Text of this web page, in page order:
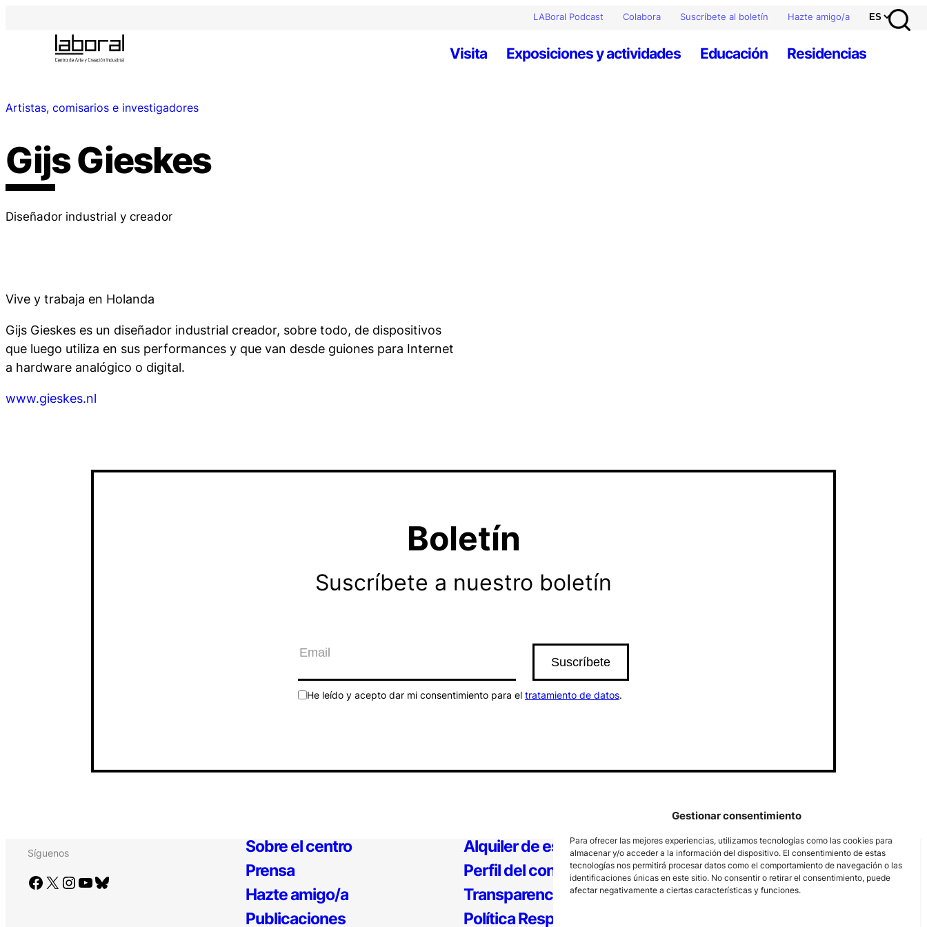
Gestionar consentimiento
Para ofrecer las mejores experiencias, utilizamos tecnologías como las cookies para
almacenar y/o acceder a la información del dispositivo. El consentimiento de estas
tecnologías nos permitirá procesar datos como el comportamiento de navegación o las
identificaciones únicas en este sitio. No consentir o retirar el consentimiento, puede
afectar negativamente a ciertas características y funciones.
LABoral Podcast Colabora Suscríbete al boletín Hazte amigo/a
Visita Exposiciones y actividades Educación Residencias
Artistas, comisarios e investigadores
Gijs Gieskes
Diseñador industrial y creador
Vive y trabaja en Holanda
Gijs Gieskes es un diseñador industrial creador, sobre todo, de dispositivos
que luego utiliza en sus performances y que van desde guiones para Internet
a hardware analógico o digital.
www.gieskes.nl
Boletín
Suscríbete a nuestro boletín
He leído y acepto dar mi consentimiento para el tratamiento de datos.
Síguenos
Facebook X Instagram YouTube Bluesky
Sobre el centro
Prensa
Hazte amigo/a
Publicaciones
Alquiler de espacios
Perfil del contratante
Transparencia
Política Responsable